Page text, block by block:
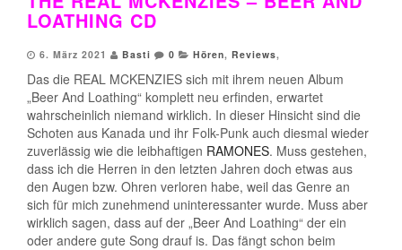
LOATHING CD
6. März 2021 Basti 0 Hören, Reviews,
Das die REAL MCKENZIES sich mit ihrem neuen Album
„Beer And Loathing“ komplett neu erfinden, erwartet
wahrscheinlich niemand wirklich. In dieser Hinsicht sind die
Schoten aus Kanada und ihr Folk-Punk auch diesmal wieder
zuverlässig wie die leibhaftigen RAMONES. Muss gestehen,
dass ich die Herren in den letzten Jahren doch etwas aus
den Augen bzw. Ohren verloren habe, weil das Genre an
sich für mich zunehmend uninteressanter wurde. Muss aber
wirklich sagen, dass auf der „Beer And Loathing“ der ein
oder andere gute Song drauf is. Das fängt schon beim